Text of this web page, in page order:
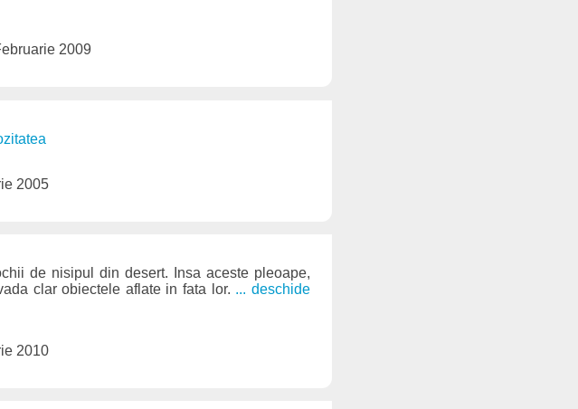
2009
2005
de nisipul din desert. Insa aceste pleoape,
clar obiectele aflate in fata lor. ... deschide
2010